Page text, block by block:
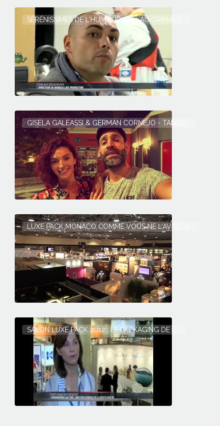
SÉRÉNISSIMES DE L'HUMOUR 2014 AU GRIMALD...
GISELA GALEASSI & GERMAN CORNEJO - TANGO...
LUXE PACK MONACO COMME VOUS NE L'AVEZ JA...
SALON LUXE PACK 2012 : LE PACKAGING DE L...